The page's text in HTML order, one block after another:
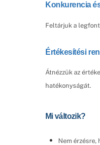
Konkurencia
Feltárjuk a
Értékesítési
Átnézzük az
hatékonyságát.
Mi változik?
Nem érzésre,